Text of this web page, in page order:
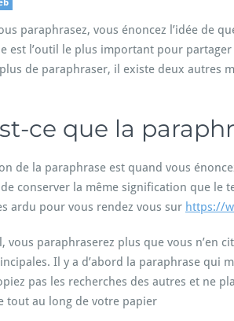
paraphrasez, vous énoncez l’idée de
est l’outil le plus important pour
de paraphraser, il existe deux autres
ce que la
de la paraphrase est quand vous
conserver la même signification que le
ardu pour vous rendez vous sur https://
vous paraphraserez plus que vous n’en
Il y a d’abord la paraphrase qui
pas les recherches des autres et ne
tout au long de votre papier